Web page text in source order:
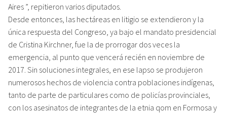
Aires ”, repitieron varios diputados.
Desde entonces, las hectáreas en litigio se extendieron y la
única respuesta del Congreso, ya bajo el mandato presidencial
de Cristina Kirchner, fue la de prorrogar dos veces la
emergencia, al punto que vencerá recién en noviembre de
2017. Sin soluciones integrales, en ese lapso se produjeron
numerosos hechos de violencia contra poblaciones indígenas,
tanto de parte de particulares como de policías provinciales,
con los asesinatos de integrantes de la etnia qom en Formosa y